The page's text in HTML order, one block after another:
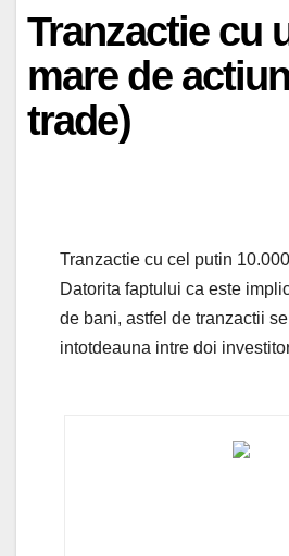
Tranzactie cu
mare de
trade)
Tranzactie cu cel putin
Datorita faptului ca este
de bani, astfel de tranzactii
intotdeauna intre doi